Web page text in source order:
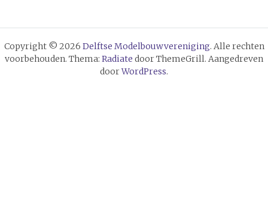
Copyright © 2026 Delftse Modelbouwvereniging. Alle rechten
voorbehouden. Thema: Radiate door ThemeGrill. Aangedreven
doorWordPress.